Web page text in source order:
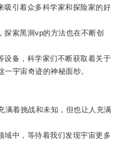
引着众多科学家和探险家的好
索黑洞vp的方法也在不断创
备，科学家们不断获取着关于
宇宙奇迹的神秘面纱。
着挑战和未知，但也让人充满
中，等待着我们发现宇宙更多